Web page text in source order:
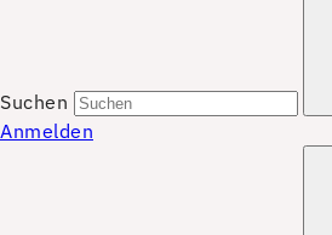
Suchen
Anmelden